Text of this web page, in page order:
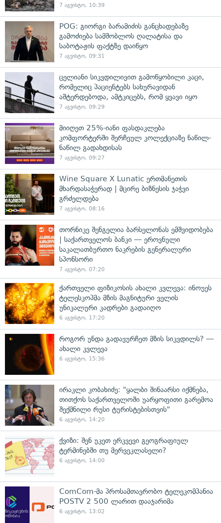
7 აგვისტო, 10:39
POG: გიორგი ბარამიძის განცხადებაზე
გამოძიება სამშობლოს ღალატისა და
საბოტაჟის ფაქტზე დაიწყო
7 აგვისტო, 09:31
ცელიანი სიკვდილივით გამოწყობილი კაცი,
რომელიც პაციენტებს სახურავიდან
აშტერდებოდა, ამტკიცებს, რომ ყვავი იყო
7 აგვისტო, 09:29
მიიღეთ 25%-იანი ფასდაკლება
კომფორტერში შერჩეულ კოლექციაზე ნაწილ-
ნაწილ გადახდისას
7 აგვისტო, 09:27
Wine Square X Lunatic ერთმანეთის
მხარდასაჭერად | მცირე ბიზნესის ჯაჭვი
გრძელდება
7 აგვისტო, 08:16
თორნიკე შენგელია ბარსელონას ემშვიდობება
| საქართველოს ბანკი — ეროვნული
საკალათბურთო ნაკრების გენერალური
სპონსორი
7 აგვისტო, 07:20
ქართველი ფიზიკოსის ახალი კვლევა: ინოუეს
ტელესკოპმა მზის მაგნიტური ველის
უნიკალური კადრები გადაიღო
6 აგვისტო, 17:20
როგორ უნდა გადავურჩეთ მზის სიკვდილს? —
ახალი კვლევა
6 აგვისტო, 15:36
ირაკლი კობახიძე: "ყალბი შინაარსი იქმნება,
თითქოს საქართველოში უარყოფითი გარემოა
შექმნილი რუსი ტურისტებისთვის"
6 აგვისტო, 14:20
ქვიზი: შენ უკეთ ერკვევი გეოგრაფიულ
ტერმინებში თუ მერვეკლასელი?
6 აგვისტო, 14:00
ComCom-მა პროსამთავრობო ტელეკომპანია
POSTV 2 500 ლარით დააჯარიმა
6 აგვისტო, 13:02